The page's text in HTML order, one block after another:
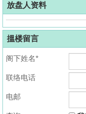
博
客
地
产
闻
数
放盘人资料
搵楼留言
阁下姓名*
联络电话
电邮